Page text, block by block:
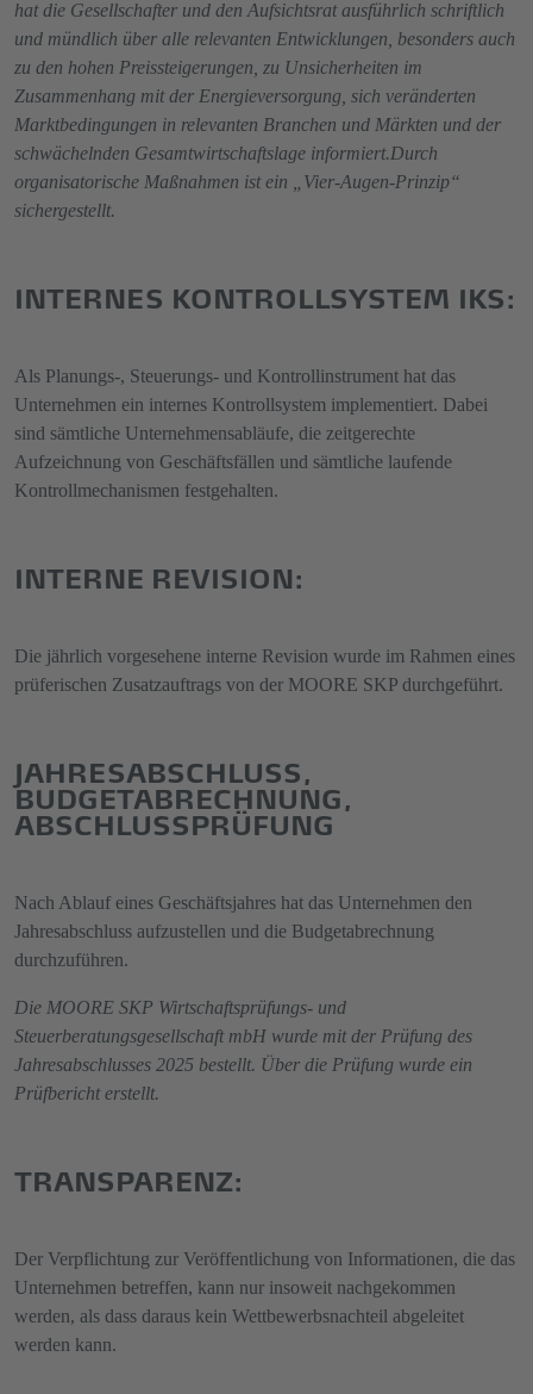
hat die Gesellschafter und den Aufsichtsrat ausführlich schriftlich
und mündlich über alle relevanten Entwicklungen, besonders auch
zu den hohen Preissteigerungen, zu Unsicherheiten im
Zusammenhang mit der Energieversorgung, sich veränderten
Marktbedingungen in relevanten Branchen und Märkten und der
schwächelnden Gesamtwirtschaftslage informiert.Durch
organisatorische Maßnahmen ist ein „Vier-Augen-Prinzip“
sichergestellt.
INTERNES KONTROLLSYSTEM IKS:
Als Planungs-, Steuerungs- und Kontrollinstrument hat das
Unternehmen ein internes Kontrollsystem implementiert. Dabei
sind sämtliche Unternehmensabläufe, die zeitgerechte
Aufzeichnung von Geschäftsfällen und sämtliche laufende
Kontrollmechanismen festgehalten.
INTERNE REVISION:
Die jährlich vorgesehene interne Revision wurde im Rahmen eines
prüferischen Zusatzauftrags von der MOORE SKP durchgeführt.
JAHRESABSCHLUSS,
BUDGETABRECHNUNG,
ABSCHLUSSPRÜFUNG
Nach Ablauf eines Geschäftsjahres hat das Unternehmen den
Jahresabschluss aufzustellen und die Budgetabrechnung
durchzuführen.
Die MOORE SKP Wirtschaftsprüfungs- und
Steuerberatungsgesellschaft mbH wurde mit der Prüfung des
Jahresabschlusses 2025 bestellt. Über die Prüfung wurde ein
Prüfbericht erstellt.
TRANSPARENZ:
Der Verpflichtung zur Veröffentlichung von Informationen, die das
Unternehmen betreffen, kann nur insoweit nachgekommen
werden, als dass daraus kein Wettbewerbsnachteil abgeleitet
werden kann.